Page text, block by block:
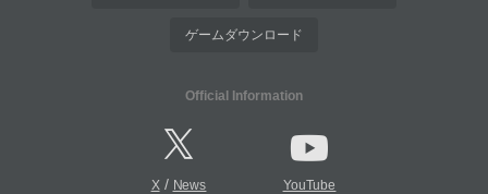
ゲームダウンロード
Official Information
X/ News YouTube